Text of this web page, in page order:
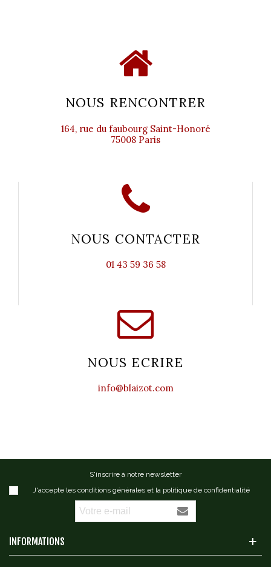
NOUS RENCONTRER
164, rue du faubourg Saint-Honoré
75008 Paris
NOUS CONTACTER
01 43 59 36 58
NOUS ECRIRE
info@blaizot.com
S'inscrire à notre newsletter
J'accepte les conditions générales et la politique de confidentialité
INFORMATIONS